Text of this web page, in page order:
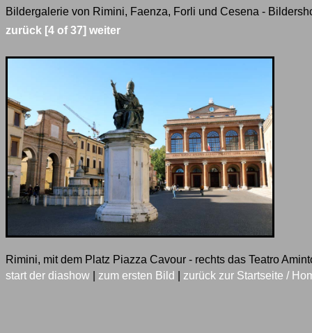
Bildergalerie von Rimini, Faenza, Forli und Cesena -
zurück [4 of 37] weiter
Rimini, mit dem Platz Piazza Cavour - rechts das Teatro
start der diashow
zum ersten Bild zurück zur Startseite /